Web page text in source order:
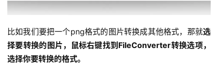
比如我们要把一个png格式的图片转换成其他格式，那就选
择要转换的图片，鼠标右键找到FileConverter转换选项，
选择你要转换的格式。